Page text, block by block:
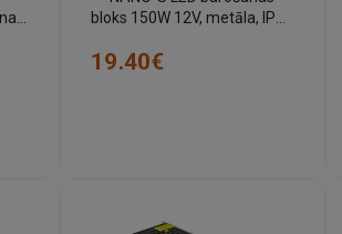
bloks 150W 12V, metāla, IP20
19.40€